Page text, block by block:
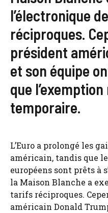
l’électronique
réciproques.
président
et son équipe
que
temporaire.
L’Euro a prolongé les
américain, tandis que
européens sont prêts à
la Maison Blanche a
tarifs réciproques.
américain Donald